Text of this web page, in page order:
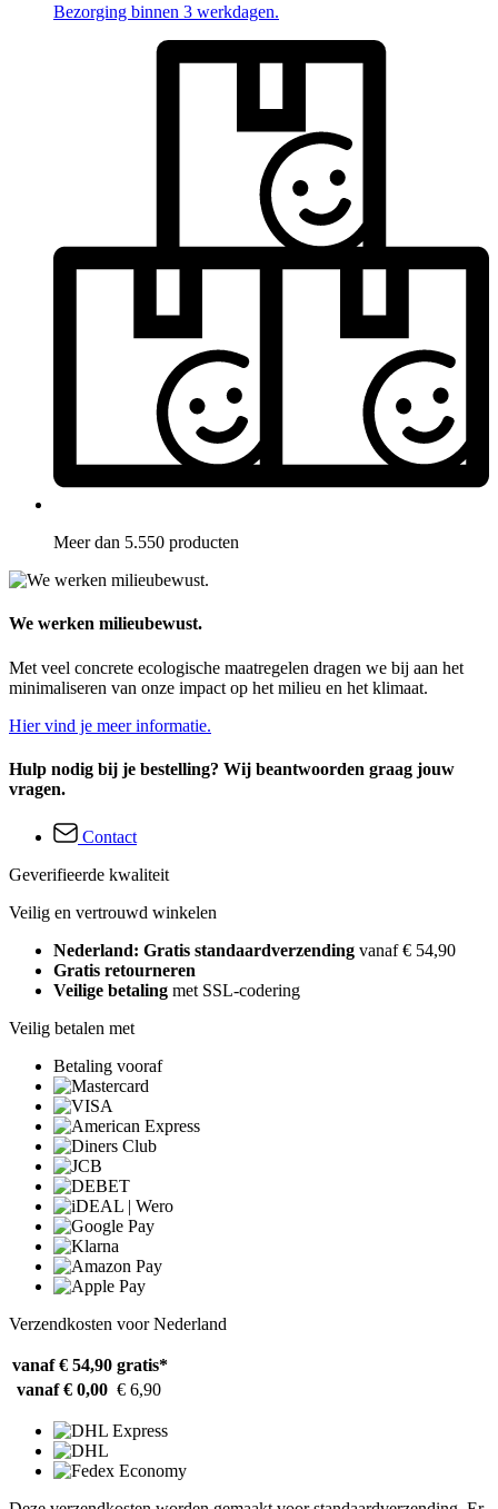
Bezorging binnen 3 werkdagen.
Meer dan 5.550 producten
We werken milieubewust.
Met veel concrete ecologische maatregelen dragen we bij aan het
minimaliseren van onze impact op het milieu en het klimaat.
Hier vind je meer informatie.
Hulp nodig bij je bestelling? Wij beantwoorden graag jouw
vragen.
Contact
Geverifieerde kwaliteit
Veilig en vertrouwd winkelen
Nederland: Gratis standaardverzending vanaf € 54,90
Gratis retourneren
Veilige betaling met SSL-codering
Veilig betalen met
Betaling vooraf
Verzendkosten voor Nederland
vanaf € 54,90 gratis*
vanaf € 0,00 € 6,90